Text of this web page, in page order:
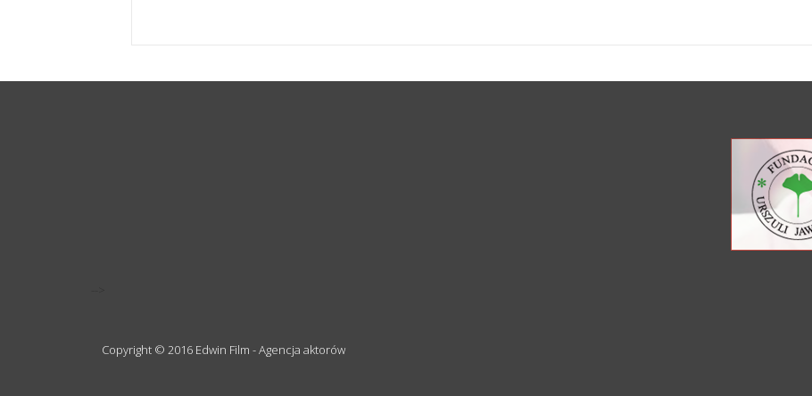
Copyright © 2016 Edwin Film - Agencja aktorów